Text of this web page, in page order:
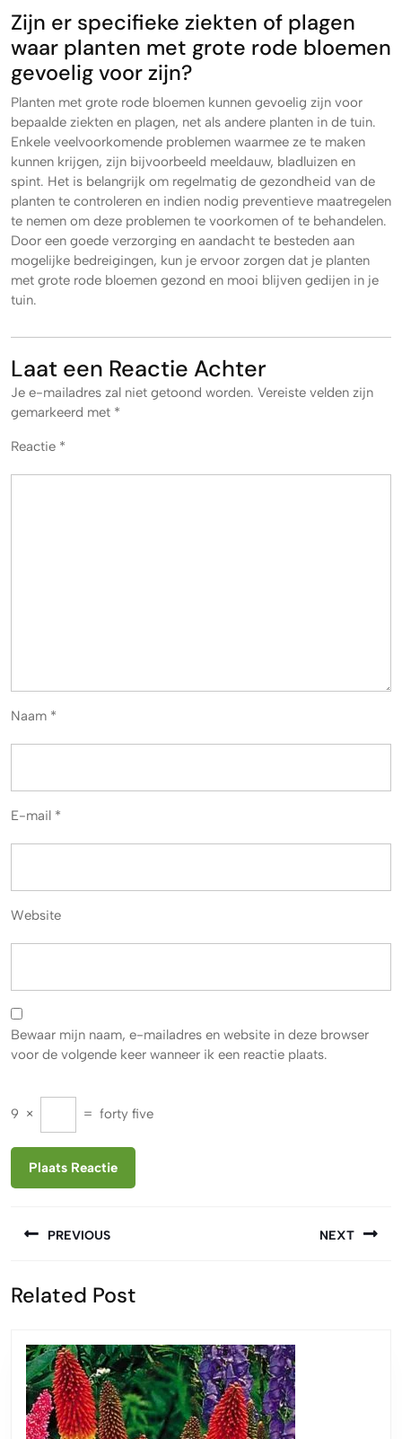
Zijn er specifieke ziekten of plagen
waar planten met grote rode bloemen
gevoelig voor zijn?
Planten met grote rode bloemen kunnen gevoelig zijn voor
bepaalde ziekten en plagen, net als andere planten in de tuin.
Enkele veelvoorkomende problemen waarmee ze te maken
kunnen krijgen, zijn bijvoorbeeld meeldauw, bladluizen en
spint. Het is belangrijk om regelmatig de gezondheid van de
planten te controleren en indien nodig preventieve maatregelen
te nemen om deze problemen te voorkomen of te behandelen.
Door een goede verzorging en aandacht te besteden aan
mogelijke bedreigingen, kun je ervoor zorgen dat je planten
met grote rode bloemen gezond en mooi blijven gedijen in je
tuin.
Laat een Reactie Achter
Je e-mailadres zal niet getoond worden. Vereiste velden zijn
gemarkeerd met *
Reactie *
Naam *
E-mail *
Website
Bewaar mijn naam, e-mailadres en website in deze browser
voor de volgende keer wanneer ik een reactie plaats.
9 × = forty five
PREVIOUS
bericht:
NEXT
Related Post